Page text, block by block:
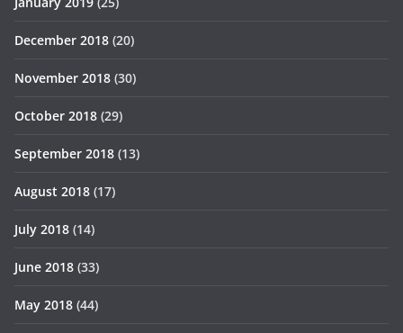
December 2018 (20)
November 2018 (30)
October 2018 (29)
September 2018 (13)
August 2018 (17)
July 2018 (14)
June 2018 (33)
May 2018 (44)